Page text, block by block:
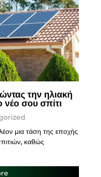
την ηλιακή
νέο σου σπίτι
μια τάση της εποχής
καθώς